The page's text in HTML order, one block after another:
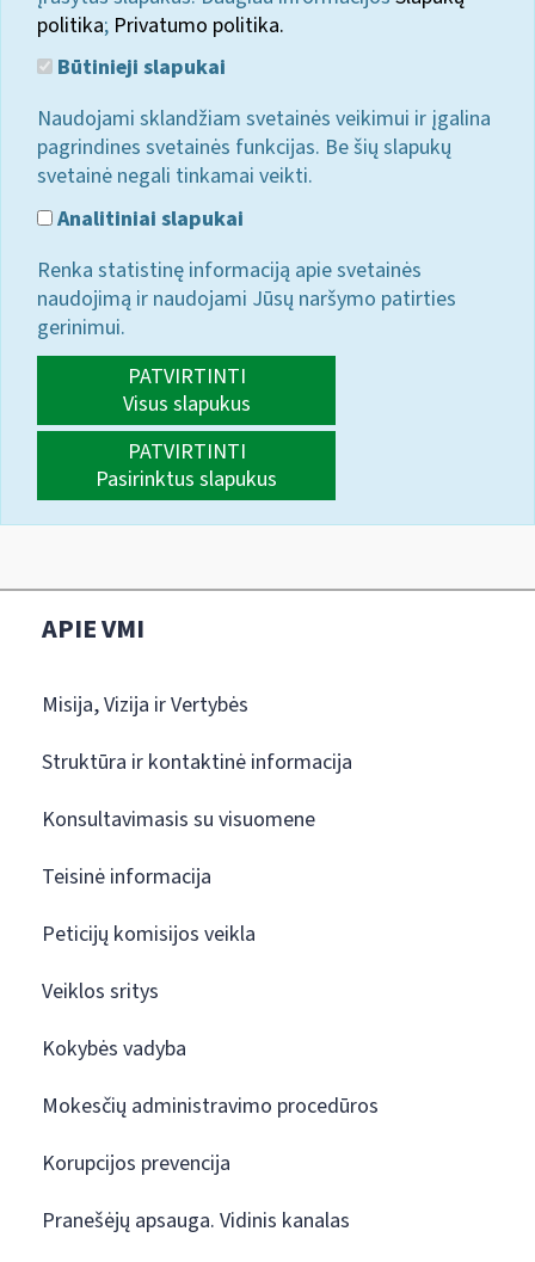
politika; Privatumo politika.
Būtinieji slapukai
Naudojami sklandžiam svetainės veikimui ir įgalina
pagrindines svetainės funkcijas. Be šių slapukų
svetainė negali tinkamai veikti.
Analitiniai slapukai
Renka statistinę informaciją apie svetainės
naudojimą ir naudojami Jūsų naršymo patirties
gerinimui.
PATVIRTINTI
Visus slapukus
PATVIRTINTI
Pasirinktus slapukus
APIE VMI
Misija, Vizija ir Vertybės
Struktūra ir kontaktinė informacija
Konsultavimasis su visuomene
Teisinė informacija
Peticijų komisijos veikla
Veiklos sritys
Kokybės vadyba
Mokesčių administravimo procedūros
Korupcijos prevencija
Pranešėjų apsauga. Vidinis kanalas